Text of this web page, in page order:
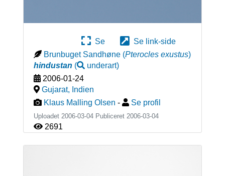
Se
Se link-side
Brunbuget Sandhøne (Pterocles exustus)
hindustan ( underart)
2006-01-24
Gujarat, Indien
Klaus Malling Olsen - Se profil
Uploadet 2006-03-04 Publiceret 2006-03-04
2691